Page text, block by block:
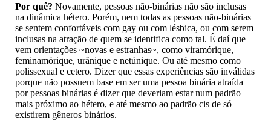
Por quê? Novamente, pessoas não-binárias não são inclusas
na dinâmica hétero. Porém, nem todas as pessoas não-binárias
se sentem confortáveis com gay ou com lésbica, ou com serem
inclusas na atração de quem se identifica como tal. É daí que
vem orientações ~novas e estranhas~, como viramórique,
feminamórique, urânique e netúnique. Ou até mesmo como
polissexual e cetero. Dizer que essas experiências são inválidas
porque não possuem base em ser uma pessoa binária atraída
por pessoas binárias é dizer que deveriam estar num padrão
mais próximo ao hétero, e até mesmo ao padrão cis de só
existirem gêneros binários.